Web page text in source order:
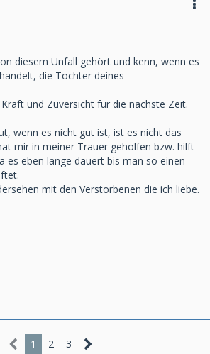
diesem Unfall gehört und kenn, wenn es
die Tochter deines
und Zuversicht für die nächste Zeit.
wenn es nicht gut ist, ist es nicht das
mir in meiner Trauer geholfen bzw. hilft
es eben lange dauert bis man so einen
mit den Verstorbenen die ich liebe.
1 2 3